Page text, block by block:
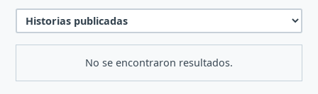
No se encontraron resultados.